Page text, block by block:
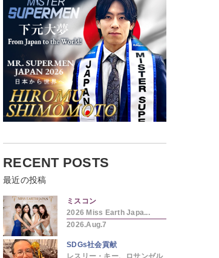
RECENT POSTS
最近の投稿
ミスコン
2026 Miss Earth Japa...
2026.Aug.7
SDGs社会貢献
レスリー・キー、ロサンゼル